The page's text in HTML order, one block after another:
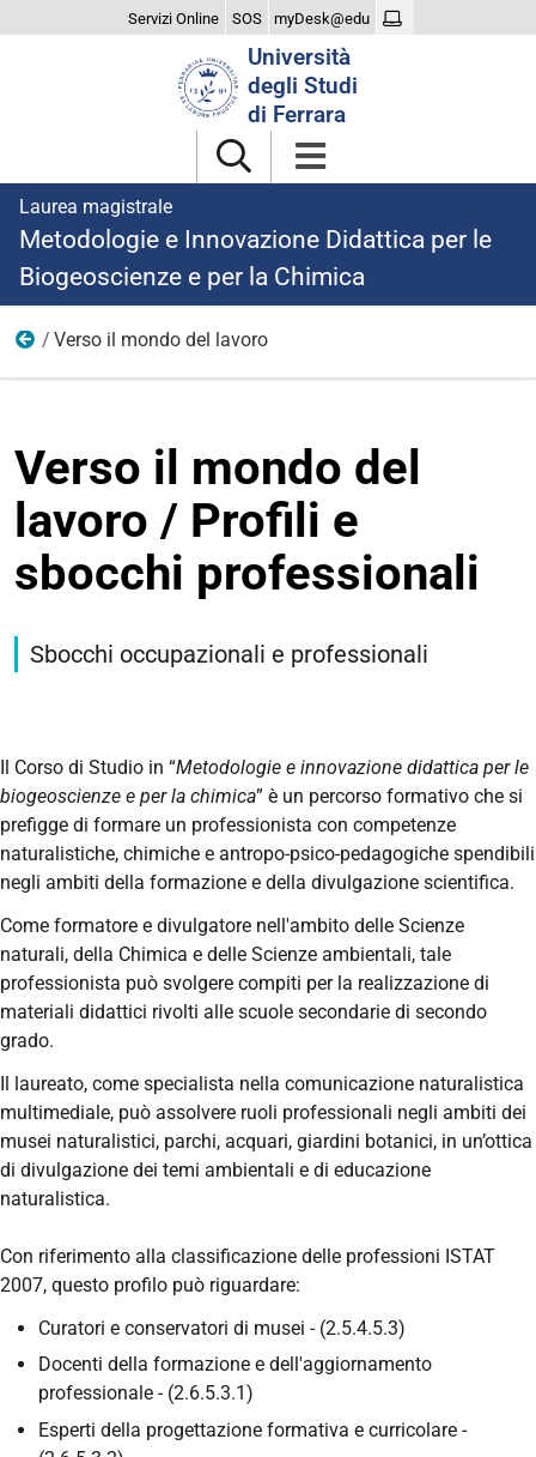
Servizi Online SOS myDesk@edu
Università
degli Studi
di Ferrara
Laurea magistrale
Metodologie e Innovazione Didattica per le
Biogeoscienze e per la Chimica
Dopo la laurea
Verso il mondo del lavoro
Verso il mondo del
lavoro / Profili e
sbocchi professionali
Sbocchi occupazionali e professionali
Il Corso di Studio in “Metodologie e innovazione didattica per le
biogeoscienze e per la chimica” è un percorso formativo che si
prefigge di formare un professionista con competenze
naturalistiche, chimiche e antropo-psico-pedagogiche spendibili
negli ambiti della formazione e della divulgazione scientifica.
Come formatore e divulgatore nell'ambito delle Scienze
naturali, della Chimica e delle Scienze ambientali, tale
professionista può svolgere compiti per la realizzazione di
materiali didattici rivolti alle scuole secondarie di secondo
grado.
Il laureato, come specialista nella comunicazione naturalistica
multimediale, può assolvere ruoli professionali negli ambiti dei
musei naturalistici, parchi, acquari, giardini botanici, in un’ottica
di divulgazione dei temi ambientali e di educazione
naturalistica.
Con riferimento alla classificazione delle professioni ISTAT
2007, questo profilo può riguardare:
Curatori e conservatori di musei - (2.5.4.5.3)
Docenti della formazione e dell'aggiornamento
professionale - (2.6.5.3.1)
Esperti della progettazione formativa e curricolare -